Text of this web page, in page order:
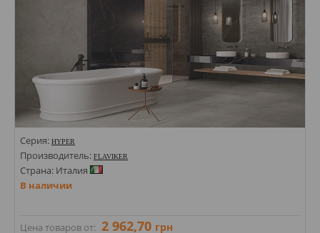
Серия: HYPER
Производитель: FLAVIKER
Страна: Италия
В наличии
Цена товаров от: 2 962,70 грн